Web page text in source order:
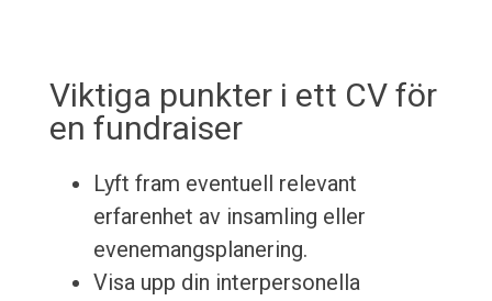
Viktiga punkter i ett CV för
en fundraiser
Lyft fram eventuell relevant
erfarenhet av insamling eller
evenemangsplanering.
Visa upp din interpersonella